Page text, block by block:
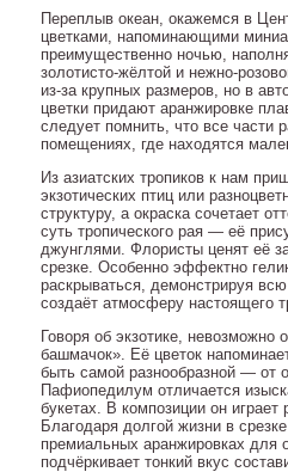
Переплыв океан, окажемся в
цветками, напоминающими
преимущественно ночью,
золотисто-жёлтой и нежно-
из-за крупных размеров, но в
цветки придают аранжировке
следует помнить, что все части
помещениях, где находятся
Из азиатских тропиков к нам
экзотических птиц или
структуру, а окраска сочетает
суть тропического рая — её
джунглями. Флористы ценят её
срезке. Особенно эффектно
раскрываться, демонстрируя
создаёт атмосферу настоящего
Говоря об экзотике,
башмачок». Её цветок
быть самой разнообразной — от
Пафиопедилум отличается
букетах. В композиции он играет
Благодаря долгой жизни в
премиальных аранжировках для
подчёркивает тонкий вкус